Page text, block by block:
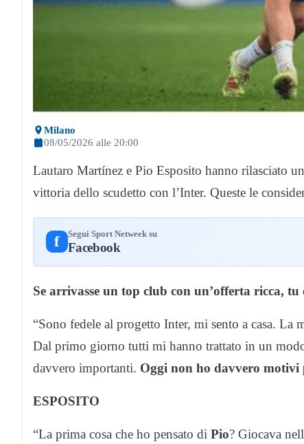
Milano
08/05/2026 alle 20:00
Lautaro Martínez e Pio Esposito hanno rilasciato
vittoria dello scudetto con l’Inter. Queste le
f Segui Sport Netweek su
Facebook
Se arrivasse un top club con un’offerta ricca, tu
“Sono fedele al progetto Inter, mi sento a casa.
Dal primo giorno tutti mi hanno trattato in un
davvero importanti. Oggi non ho davvero motivi
ESPOSITO
“La prima cosa che ho pensato di Pio? Giocava